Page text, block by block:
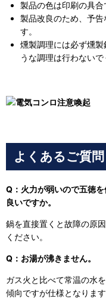
製品の色は印刷の具合
製品改良のため、予
す。
燻製調理には必ず燻
うな調理は行わないで
よくあるご質問
Q：火力が弱いので五徳
良いですか。
鍋を直接置くと故障の原
ください。
Q：お湯が沸きません。
ガス火と比べて常温の水
傾向ですが仕様となります